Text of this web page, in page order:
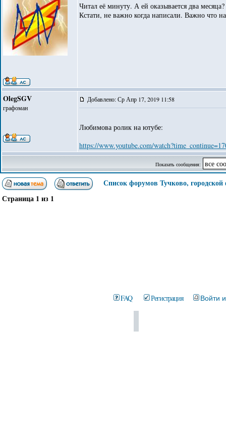
Читал её минуту. А ей оказывается два
Кстати, не важно когда написали. Важно что
OlegSGV
графоман
Добавлено: Ср Апр 17, 2019 11:58
Любимова ролик на ютубе:
https://www.youtube.com/
Показать сообщения:
Список форумов Тучково,
Страница 1 из 1
FAQ Регистрация Войти